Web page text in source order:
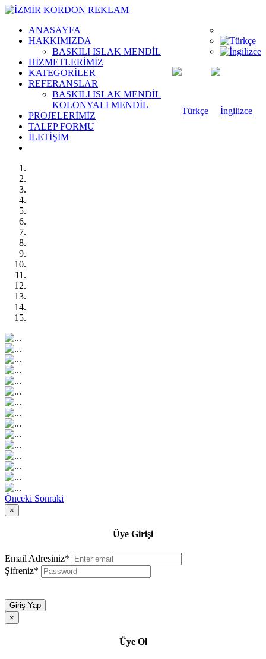
ANASAYFA
HAKKIMIZDA
BASKILI ISLAK MENDİL
HİZMETLERİMİZ
KATEGORİLER
REFERANSLAR
BASKILI ISLAK MENDİL
KOLONYALI MENDİL
PROJELERİMİZ
TALEP FORMU
İLETİŞİM
Önceki Sonraki
×
Üye Girişi
Email Adresiniz*
Şifreniz*
Giriş Yap
×
Üye Ol